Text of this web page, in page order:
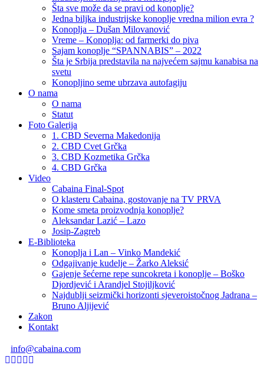
Šta sve može da se pravi od konoplje?
Jedna biljka industrijske konoplje vredna milion evra ?
Konoplja – Dušan Milovanović
Vreme – Konoplja: od farmerki do piva
Sajam konoplje “SPANNABIS” – 2022
Šta je Srbija predstavila na najvećem sajmu kanabisa na
svetu
Konopljino seme ubrzava autofagiju
O nama
O nama
Statut
Foto Galerija
1. CBD Severna Makedonija
2. CBD Cvet Grčka
3. CBD Kozmetika Grčka
4. CBD Grčka
Video
Cabaina Final-Spot
O klasteru Cabaina, gostovanje na TV PRVA
Kome smeta proizvodnja konoplje?
Aleksandar Lazić – Lazo
Josip-Zagreb
E-Biblioteka
Konoplja i Lan – Vinko Mandekić
Odgajivanje kudelje – Žarko Aleksić
Gajenje šećerne repe suncokreta i konoplje – Boško
Djordjević i Arandjel Stojiljković
Najdublji seizmički horizonti sjeveroistočnog Jadrana –
Bruno Aljijević
Zakon
Kontakt
info@cabaina.com